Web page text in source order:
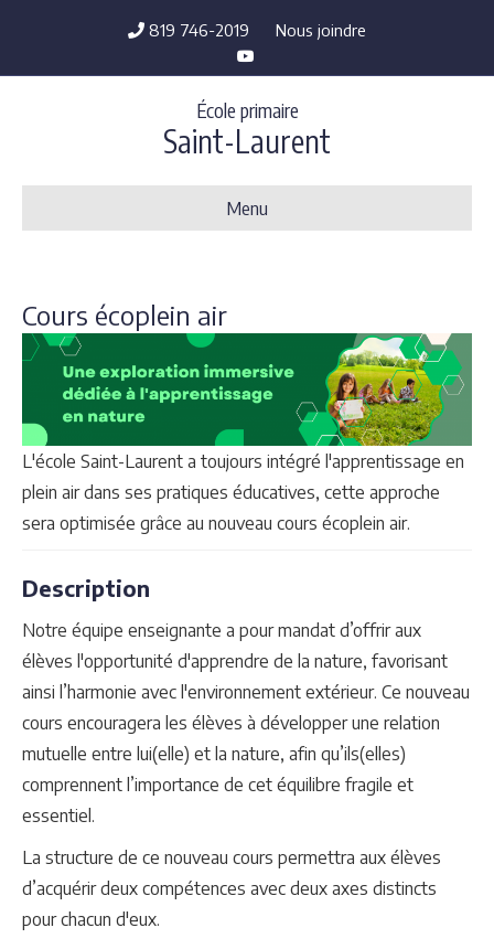
819 746-2019
Nous joindre
Youtube
École primaire
Saint-Laurent
Menu
Cours écoplein air
L'école Saint-Laurent a toujours intégré l'apprentissage en
plein air dans ses pratiques éducatives, cette approche
sera optimisée grâce au nouveau cours écoplein air.
Description
Notre équipe enseignante a pour mandat d’offrir aux
élèves l'opportunité d'apprendre de la nature, favorisant
ainsi l’harmonie avec l'environnement extérieur. Ce nouveau
cours encouragera les élèves à développer une relation
mutuelle entre lui(elle) et la nature, afin qu’ils(elles)
comprennent l’importance de cet équilibre fragile et
essentiel.
La structure de ce nouveau cours permettra aux élèves
d’acquérir deux compétences avec deux axes distincts
pour chacun d'eux.